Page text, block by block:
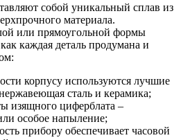
собой уникальный сплав из
материала.
или прямоугольной формы
каждая деталь продумана и
корпусу используются лучшие
сталь и керамика;
изящного циферблата –
особое напыление;
прибору обеспечивает часовой